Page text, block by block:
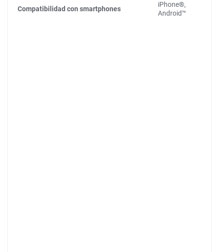
Compatibilidad con smartphones
iPhone®,
Android™